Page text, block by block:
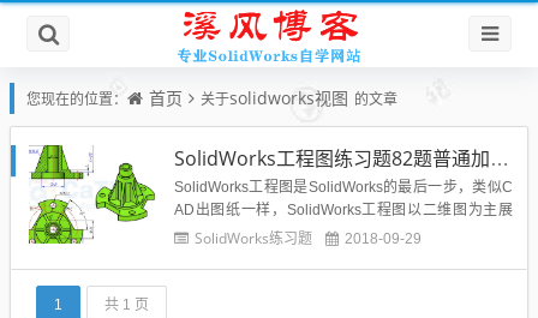
您现在的位置： 首页 关于solidworks视图 的文章
SolidWorks工程图练习题82题普通加工件旋转剖画法
SolidWorks工程图是SolidWorks的最后一步，类似C
AD出图纸一样，SolidWorks工程图以二维图为主展
示零部件的尺寸和机构给车间工人进行照图制作，所
SolidWorks练习题 2018-09-29
1 共 1 页